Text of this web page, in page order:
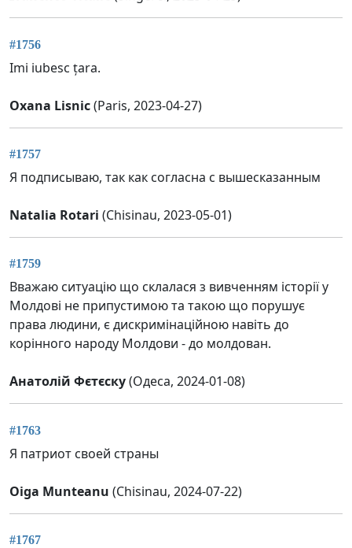
#1756
Imi iubesc țara.
Oxana Lisnic(Paris, 2023-04-27)
#1757
Я подписываю, так как согласна с вышесказанным
Natalia Rotari (Chisinau, 2023-05-01)
#1759
Вважаю ситуацію що склалася з вивченням історії у
Молдові не припустимою та такою що порушує
права людини, є дискримінаційною навіть до
корінного народу Молдови - до молдован.
Анатолій Фєтєску(Одеса, 2024-01-08)
#1763
Я патриот своей страны
Oiga Munteanu (Chisinau, 2024-07-22)
#1767